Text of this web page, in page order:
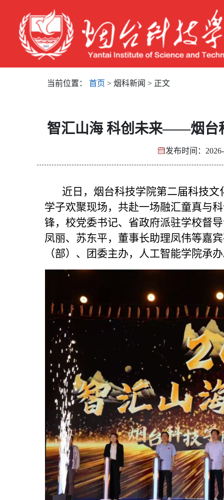
当前位置： 首页 > 烟科新闻 > 正文
智汇山海 科创未来——烟台
发布时间：
近日，烟台科技学院第二届科技文
学子欢聚现场，共赴一场融汇童真与
锋，校党委书记、省政府派驻学校督
凤丽、苏东平，董事长助理凤伟等嘉
（部）、团委主办，人工智能学院承